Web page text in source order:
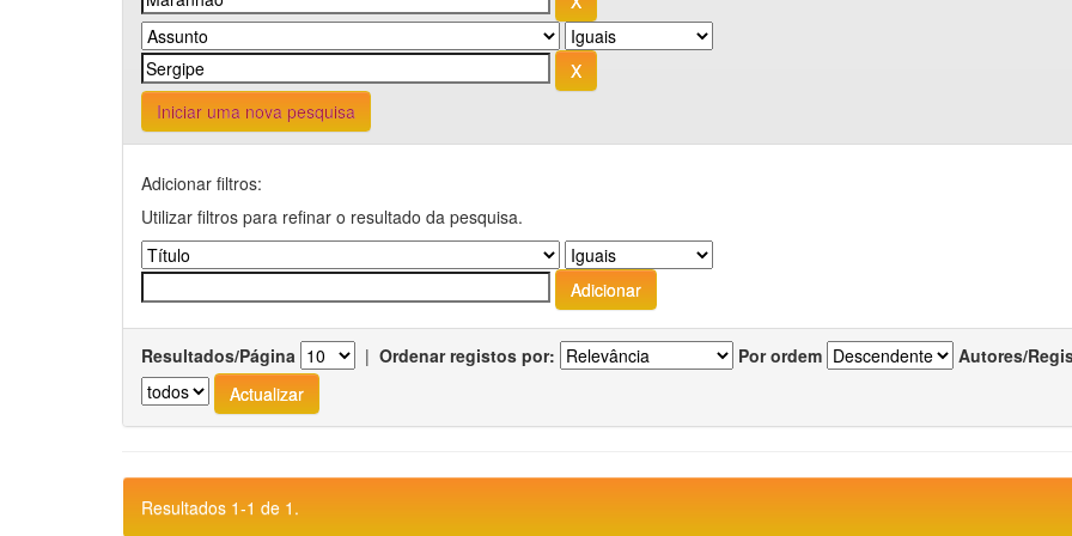
Iniciar uma nova pesquisa
Adicionar filtros:
Utilizar filtros para refinar o resultado da pesquisa.
Resultados/Página | Ordenar registos por: Por ordem Autores/
Resultados 1-1 de 1.